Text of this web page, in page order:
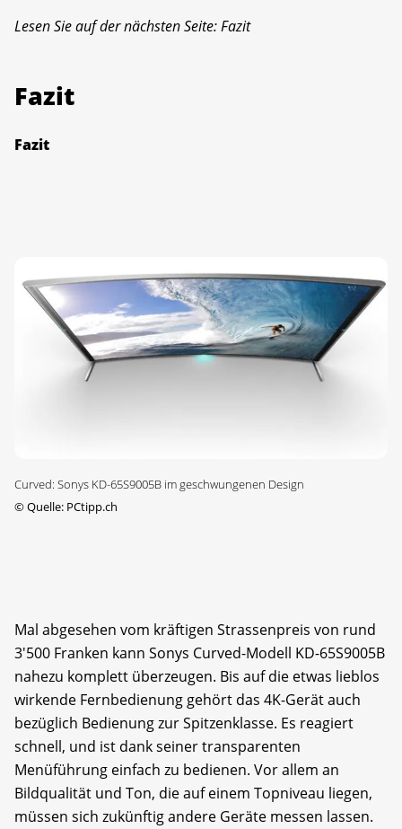
Lesen Sie auf der nächsten Seite: Fazit
Fazit
Fazit
Curved: Sonys KD-65S9005B im geschwungenen Design
©Quelle: PCtipp.ch
Mal abgesehen vom kräftigen Strassenpreis von rund
3'500 Franken kann Sonys Curved-Modell KD-65S9005B
nahezu komplett überzeugen. Bis auf die etwas lieblos
wirkende Fernbedienung gehört das 4K-Gerät auch
bezüglich Bedienung zur Spitzenklasse. Es reagiert
schnell, und ist dank seiner transparenten
Menüführung einfach zu bedienen. Vor allem an
Bildqualität und Ton, die auf einem Topniveau liegen,
müssen sich zukünftig andere Geräte messen lassen.